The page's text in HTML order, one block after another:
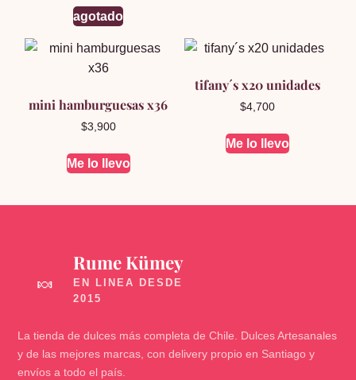
agotado
mini hamburguesas x36
$3,900
Me lo llevo
tifany´s x20 unidades
$4,700
Me lo llevo
🍬
Rume Kümey
La tienda de dulces más completa de Chile. Dulces Artesanales
y de las mejores marcas, con delivery propio en Santiago y
envíos a todo el país.